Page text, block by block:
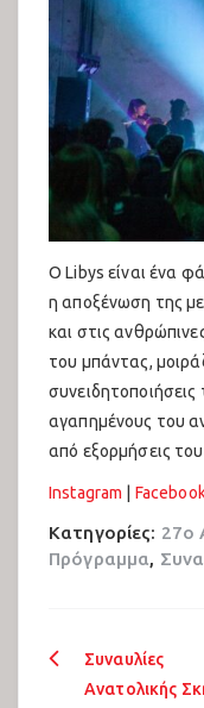
Ο Libys είναι ένα
η αποξένωση της
και στις
του μπάντας,
συνειδητοποιήσεις
αγαπημένους του
από εξορμήσεις
Instagram
Κατηγορίες: 27ο
Πρόγραμμα,
Πλοήγηση
Συναυλίες
Ανατολικής